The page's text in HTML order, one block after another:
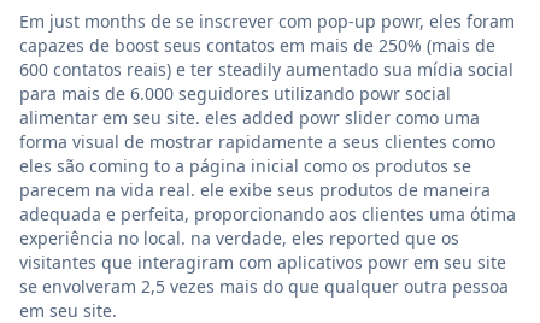
Em just months de se inscrever com pop-up powr, eles foram
capazes de boost seus contatos em mais de 250% (mais de
600 contatos reais) e ter steadily aumentado sua mídia social
para mais de 6.000 seguidores utilizando powr social
alimentar em seu site. eles added powr slider como uma
forma visual de mostrar rapidamente a seus clientes como
eles são coming to a página inicial como os produtos se
parecem na vida real. ele exibe seus produtos de maneira
adequada e perfeita, proporcionando aos clientes uma ótima
experiência no local. na verdade, eles reported que os
visitantes que interagiram com aplicativos powr em seu site
se envolveram 2,5 vezes mais do que qualquer outra pessoa
em seu site.